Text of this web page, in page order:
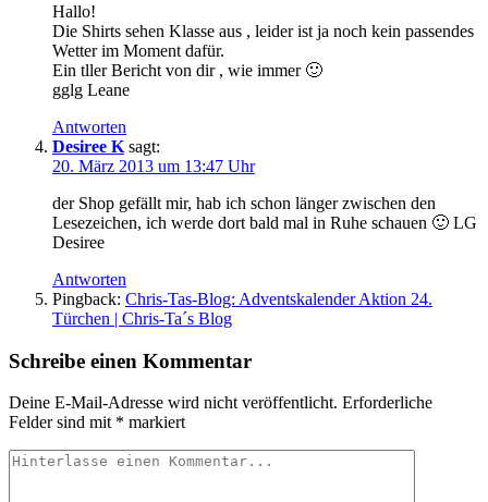
Hallo!
Die Shirts sehen Klasse aus , leider ist ja noch kein passendes
Wetter im Moment dafür.
Ein tller Bericht von dir , wie immer 🙂
gglg Leane
Antworten
Desiree K sagt:
20. März 2013 um 13:47 Uhr
der Shop gefällt mir, hab ich schon länger zwischen den
Lesezeichen, ich werde dort bald mal in Ruhe schauen 🙂 LG
Desiree
Antworten
Pingback: Chris-Tas-Blog: Adventskalender Aktion 24.
Türchen | Chris-Ta´s Blog
Schreibe einen Kommentar
Deine E-Mail-Adresse wird nicht veröffentlicht. Erforderliche
Felder sind mit * markiert